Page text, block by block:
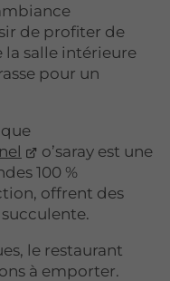
de profiter de
la salle intérieure
pour un
o’saray est une
100 %
offrent des
le restaurant
à emporter.